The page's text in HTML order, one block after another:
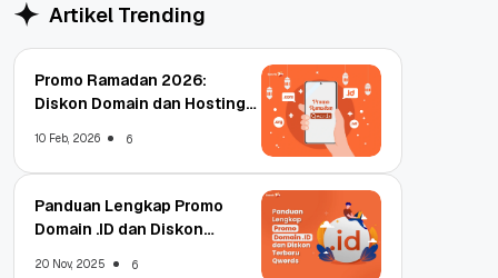
Artikel Trending
Promo Ramadan 2026:
Diskon Domain dan Hosting
10 Feb, 2026 6
Panduan Lengkap Promo
Domain .ID dan Diskon
20 Nov, 2025 6